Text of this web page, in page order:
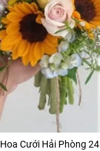
Hoa Cưới Hải Phòng 24